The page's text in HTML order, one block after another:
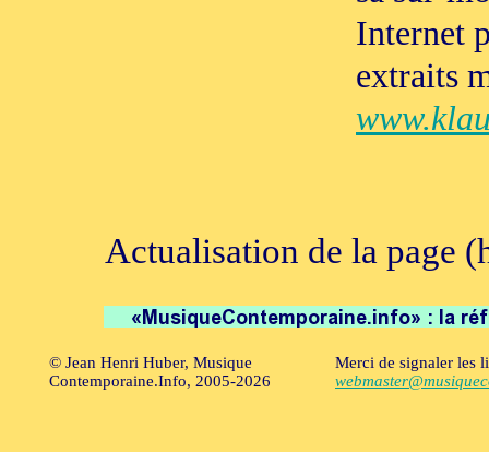
Internet
extraits
Actualisation de la page
© Jean Henri Huber, Musique
Contemporaine.Info, 2005-2026
Merci de signaler les